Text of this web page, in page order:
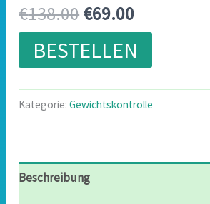
mit5.00
von 5,
basierend
auf
Kundenbewertungen
€138.00Ursprünglicher
Preis
war:
€138.00
€69.00Aktueller
Preis
ist:
€69.00.
BESTELLEN
Kategorie:Gewichtskontrolle
Beschreibung